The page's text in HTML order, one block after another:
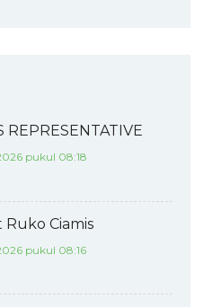
REPRESENTATIVE
pukul 08:18
Ciamis
pukul 08:16